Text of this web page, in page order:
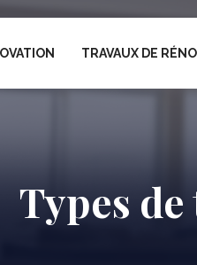
TRAVAUX DE
Types